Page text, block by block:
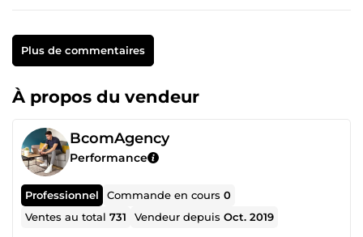
Plus de commentaires
À propos du vendeur
BcomAgency
Performance
Professionnel Commande en cours0
Ventes au total731 Vendeur depuisOct. 2019